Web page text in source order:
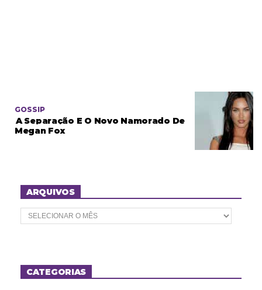
GOSSIP
A Separação E O Novo Namorado De
Megan Fox
ARQUIVOS
A
r
o
sCATEGORIAS